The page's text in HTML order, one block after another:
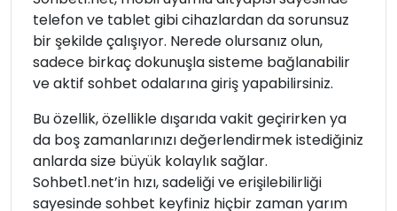
telefon ve tablet gibi cihazlardan da sorunsuz
bir şekilde çalışıyor. Nerede olursanız olun,
sadece birkaç dokunuşla sisteme bağlanabilir
ve aktif sohbet odalarına giriş yapabilirsiniz.
Bu özellik, özellikle dışarıda vakit geçirirken ya
da boş zamanlarınızı değerlendirmek istediğiniz
anlarda size büyük kolaylık sağlar.
Sohbet1.net’in hızı, sadeliği ve erişilebilirliği
sayesinde sohbet keyfiniz hiçbir zaman yarım